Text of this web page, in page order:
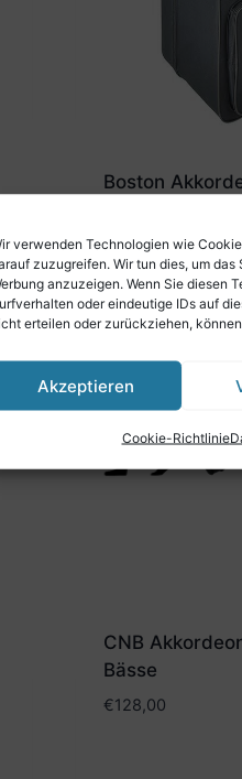
verwenden Technologien wie
zuzugreifen. Wir tun dies, um
anzuzeigen. Wenn Sie diesen
oder eindeutige IDs auf
erteilen oder zurückziehen,
Akzeptieren
Cookie-Richtlinie
Boston
€139,00
CNB
Bässe
€128,00